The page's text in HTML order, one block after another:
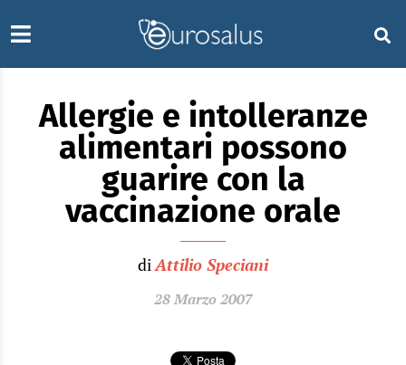
Allergie e intolleranze
alimentari possono
guarire con la
vaccinazione orale
diAttilio Speciani
28 Marzo 2007